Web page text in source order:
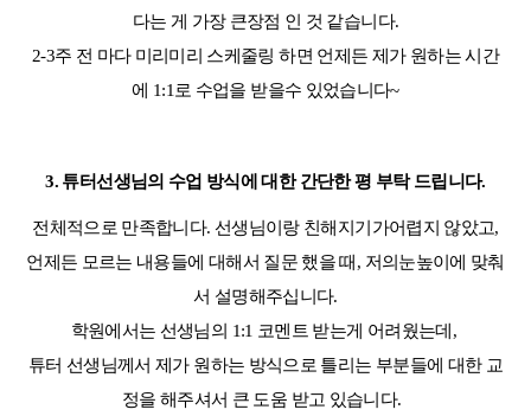
다는 게 가장 큰장점 인 것 같습니다.
2-3주 전 마다 미리미리 스케줄링 하면 언제든 제가 원하는 시간
에 1:1로 수업을 받을수 있었습니다~
3. 튜터선생님의 수업 방식에 대한 간단한 평 부탁 드립니다.
전체적으로 만족합니다. 선생님이랑 친해지기가어렵지 않았고,
언제든 모르는 내용들에 대해서 질문 했을 때 , 저의눈높이에 맞춰
서 설명해주십니다.
학원에서는 선생님의 1:1 코멘트 받는게 어려웠는데,
튜터 선생님께서 제가 원하는 방식으로 틀리는 부분들에 대한 교
정을 해주셔서 큰 도움 받고 있습니다.